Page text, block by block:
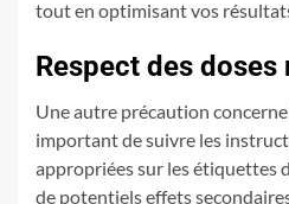
tout en optimisant vos
Respect des
Une autre précaution
important de suivre les
appropriées sur les étiquettes
de potentiels effets